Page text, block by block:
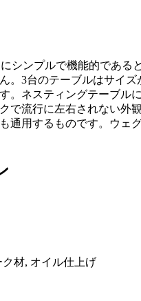
シンプルで機能的であ
。3台のテーブルはサイ
。ネスティングテーブル
で流行に左右されない外
通用するものです。ウェ
材, オイル仕上げ